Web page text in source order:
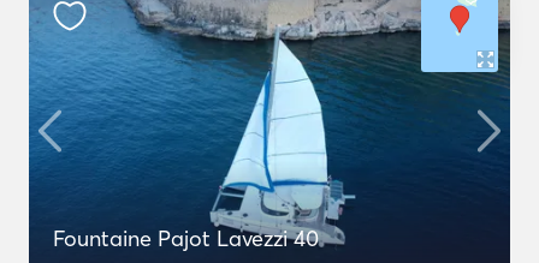
Fountaine Pajot Lavezzi 40